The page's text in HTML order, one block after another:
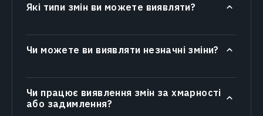
Які типи змін ви можете виявляти?
Чи можете ви виявляти незначні зміни?
Чи працює виявлення змін за хмарності
або задимлення?